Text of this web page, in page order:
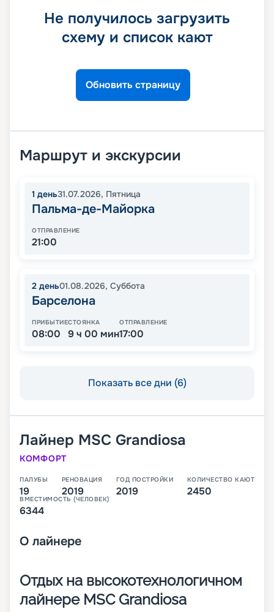
Не получилось загрузить
схему и список кают
Обновить страницу
Маршрут и экскурсии
1 день31.07.2026, Пятница
Пальма-де-Майорка
ОТПРАВЛЕНИЕ
21:00
2 день01.08.2026, Суббота
Барселона
ПРИБЫТИЕ
08:00
СТОЯНКА
9 ч 00 мин
ОТПРАВЛЕНИЕ
17:00
Показать все дни (6)
Лайнер MSC Grandiosa
КОМФОРТ
ПАЛУБЫ
19
РЕНОВАЦИЯ
2019
ГОД ПОСТРОЙКИ
2019
КОЛИЧЕСТВО КАЮТ
2450
ВМЕСТИМОСТЬ (ЧЕЛОВЕК)
6344
О лайнере
Отдых на высокотехнологичном
лайнере MSC Grandiosa